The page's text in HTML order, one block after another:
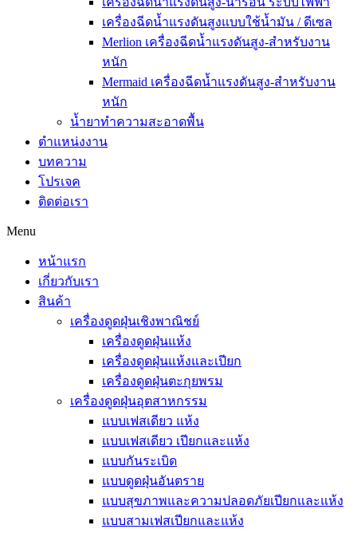
เครื่องฉีดน้ำแรงดันสูงแบบใช้น้ำมัน / ดีเซล
Merlion เครื่องฉีดน้ำแรงดันสูง-สำหรับงาน
หนัก
Mermaid เครื่องฉีดน้ำแรงดันสูง-สำหรับงาน
หนัก
น้ำยาทำความสะอาดพื้น
ตำแหน่งงาน
บทความ
โปรเจค
ติดต่อเรา
Menu
หน้าแรก
เกี่ยวกับเรา
สินค้า
เครื่องดูดฝุ่นเชิงพาณิชย์
เครื่องดูดฝุ่นแห้ง
เครื่องดูดฝุ่นแห้งและเปียก
เครื่องดูดฝุ่นตะกุยพรม
เครื่องดูดฝุ่นอุตสาหกรรม
แบบเฟสเดียว แห้ง
แบบเฟสเดียว เปียกและแห้ง
แบบกันระเบิด
แบบดูดฝุ่นอันตราย
แบบสุขภาพและความปลอดภัยเปียกและแห้ง
แบบสามเฟสเปียกและแห้ง